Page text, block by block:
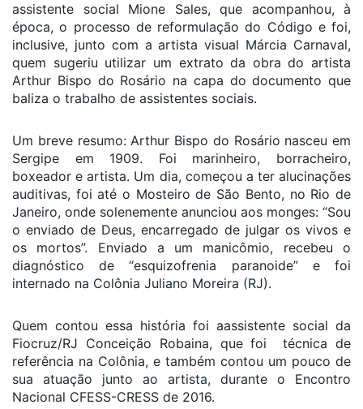
assistente social Mione Sales, que acompanhou, à
época, o processo de reformulação do Código e foi,
inclusive, junto com a artista visual Márcia Carnaval,
quem sugeriu utilizar um extrato da obra do artista
Arthur Bispo do Rosário na capa do documento que
baliza o trabalho de assistentes sociais.
Um breve resumo: Arthur Bispo do Rosário nasceu em
Sergipe em 1909. Foi marinheiro, borracheiro,
boxeador e artista. Um dia, começou a ter alucinações
auditivas, foi até o Mosteiro de São Bento, no Rio de
Janeiro, onde solenemente anunciou aos monges: “Sou
o enviado de Deus, encarregado de julgar os vivos e
os mortos”. Enviado a um manicômio, recebeu o
diagnóstico de “esquizofrenia paranoide” e foi
internado na Colônia Juliano Moreira (RJ).
Quem contou essa história foi aassistente social da
Fiocruz/RJ Conceição Robaina, que foi técnica de
referência na Colônia, e também contou um pouco de
sua atuação junto ao artista, durante o Encontro
Nacional CFESS-CRESS de 2016.